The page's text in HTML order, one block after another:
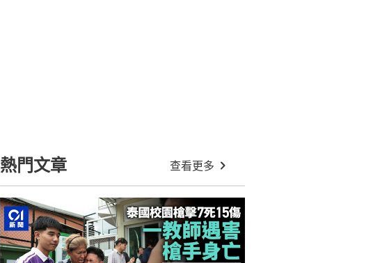
熱門文章 查看更多